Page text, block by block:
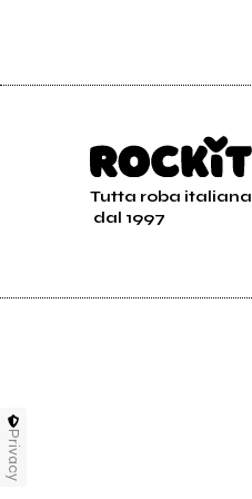
Tutta roba italiana
dal 1997
Privacy